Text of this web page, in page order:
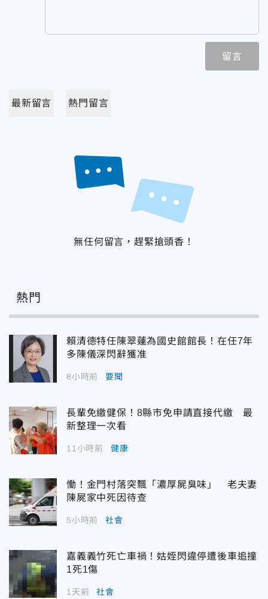
留言
最新留言 熱門留言
無任何留言，趕緊搶頭香！
熱門
賴清德特任陳翠蓮為國史館館長！在任7年
多陳儀深閃辭獲准
8小時前 要聞
長輩免繳健保！8縣市免申請直接代繳 最
新整理一次看
11小時前 健康
慟！金門村落突飄「濃厚屍臭味」 老夫妻
陳屍家中死因待查
5小時前 社會
嘉義義竹死亡車禍！姑姪閃違停遭後車追撞
1死1傷
1天前 社會